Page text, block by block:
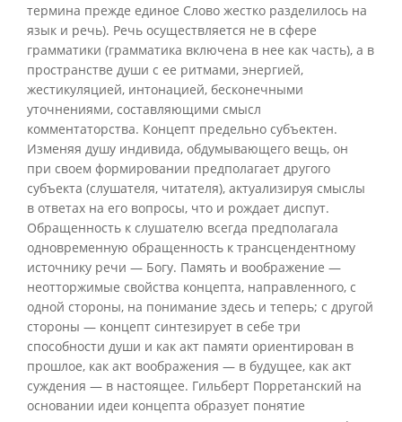
термина прежде единое Слово жестко разделилось на
язык и речь). Речь осуществляется не в сфере
грамматики (грамматика включена в нее как часть), а в
пространстве души с ее ритмами, энергией,
жестикуляцией, интонацией, бесконечными
уточнениями, составляющими смысл
комментаторства. Концепт предельно субъектен.
Изменяя душу индивида, обдумывающего вещь, он
при своем формировании предполагает другого
субъекта (слушателя, читателя), актуализируя смыслы
в ответах на его вопросы, что и рождает диспут.
Обращенность к слушателю всегда предполагала
одновременную обращенность к трансцендентному
источнику речи — Богу. Память и воображение —
неотторжимые свойства концепта, направленного, с
одной стороны, на понимание здесь и теперь; с другой
стороны — концепт синтезирует в себе три
способности души и как акт памяти ориентирован в
прошлое, как акт воображения — в будущее, как акт
суждения — в настоящее. Гильберт Порретанский на
основании идеи концепта образует понятие